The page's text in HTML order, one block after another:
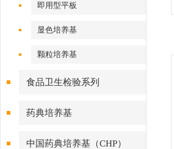
即用型平板
显色培养基
颗粒培养基
食品卫生检验系列
药典培养基
中国药典培养基（CHP）